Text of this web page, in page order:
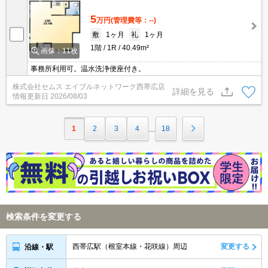
画像：11枚
5万円(管理費等：--)
敷
1ヶ月 礼
1ヶ月
1階
1R 40.49m²
事務所利用可。温水洗浄便座付き。
株式会社セムス エイブルネットワーク西帯広店
情報更新日 2026/08/03
詳細を見る
1 2 3 4 18
検索条件を変更する
沿線・駅 西帯広駅（根室本線・花咲線）周辺 変更する